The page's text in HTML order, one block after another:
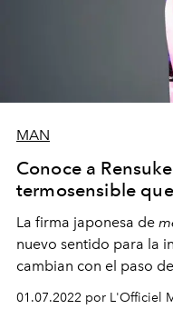
MAN
Conoce a
termosensible
La firma japonesa de
nuevo sentido para la
cambian con el paso
01.07.2022 por L'Officiel